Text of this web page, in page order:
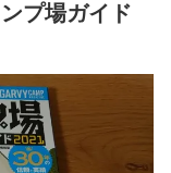
プ場ガイド